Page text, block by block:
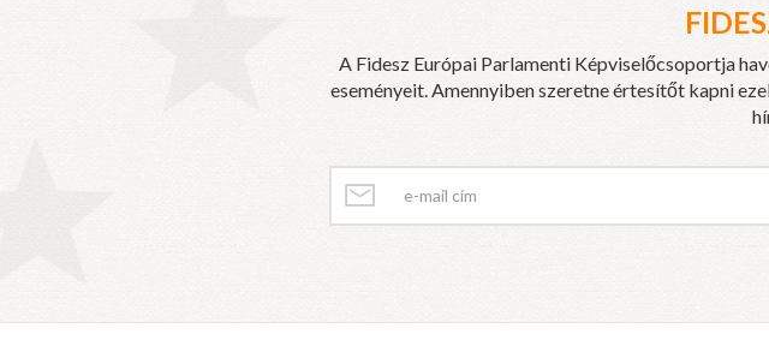
A Fidesz Európai Parlamenti Képviselőcsoportja
eseményeit. Amennyiben szeretne értesítőt kapni